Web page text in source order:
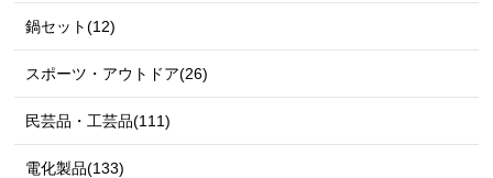
鍋セット(12)
スポーツ・アウトドア(26)
民芸品・工芸品(111)
電化製品(133)